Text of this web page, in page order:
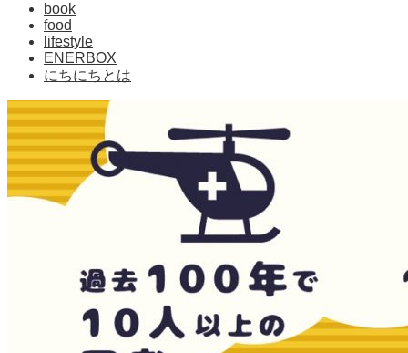
book
food
lifestyle
ENERBOX
にちにちとは